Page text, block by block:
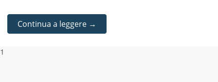
Continua a leggere →
1